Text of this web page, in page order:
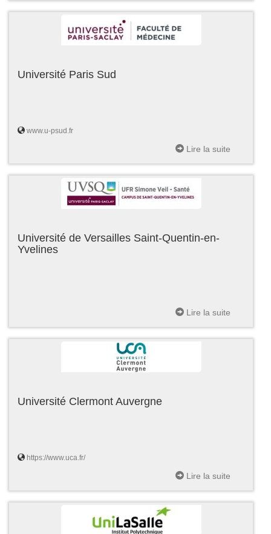
Université Paris Sud
www.u-psud.fr
Lire la suite
Université de Versailles Saint-Quentin-en-
Yvelines
Lire la suite
Université Clermont Auvergne
https://www.uca.fr/
Lire la suite